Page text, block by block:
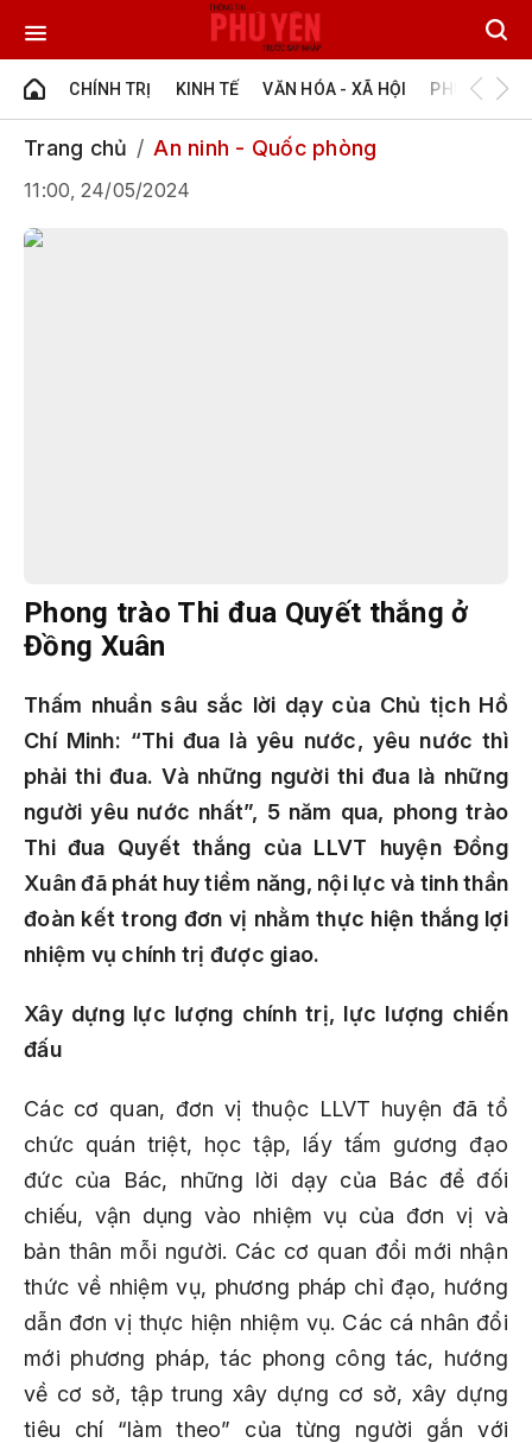
CHÍNH TRỊ KINH TẾ VĂN HÓA - XÃ HỘI PHÚ YÊN -
Trang chủ An ninh - Quốc phòng
11:00, 24/05/2024
Phong trào Thi đua Quyết thắng ở
Đồng Xuân
Thấm nhuần sâu sắc lời dạy của Chủ tịch Hồ
Chí Minh: “Thi đua là yêu nước, yêu nước thì
phải thi đua. Và những người thi đua là những
người yêu nước nhất”, 5 năm qua, phong trào
Thi đua Quyết thắng của LLVT huyện Đồng
Xuân đã phát huy tiềm năng, nội lực và tinh thần
đoàn kết trong đơn vị nhằm thực hiện thắng lợi
nhiệm vụ chính trị được giao.
Xây dựng lực lượng chính trị, lực lượng chiến
đấu
Các cơ quan, đơn vị thuộc LLVT huyện đã tổ
chức quán triệt, học tập, lấy tấm gương đạo
đức của Bác, những lời dạy của Bác để đối
chiếu, vận dụng vào nhiệm vụ của đơn vị và
bản thân mỗi người. Các cơ quan đổi mới nhận
thức về nhiệm vụ, phương pháp chỉ đạo, hướng
dẫn đơn vị thực hiện nhiệm vụ. Các cá nhân đổi
mới phương pháp, tác phong công tác, hướng
về cơ sở, tập trung xây dựng cơ sở, xây dựng
tiêu chí “làm theo” của từng người gắn với